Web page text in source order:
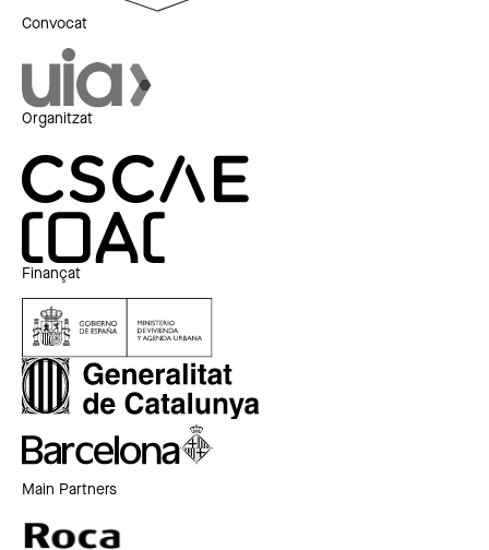
Convocat
Organitzat
Finançat
Main Partners